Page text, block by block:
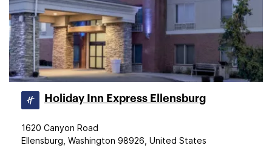
Holiday Inn Express Ellensburg
1620 Canyon Road
Ellensburg, Washington 98926, United States